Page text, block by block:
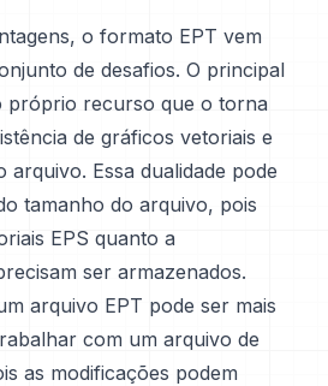
o formato EPT vem
de desafios. O principal
próprio recurso que o torna
de gráficos vetoriais e
arquivo. Essa dualidade pode
tamanho do arquivo, pois
EPS quanto a
ser armazenados.
arquivo EPT pode ser mais
com um arquivo de
as modificações podem